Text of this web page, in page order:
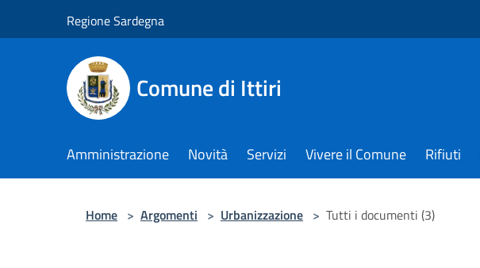
Regione Sardegna
Comune di Ittiri
Amministrazione Novità Servizi Vivere il Comune Rifiuti
Home > Argomenti > Urbanizzazione > Tutti i documenti (3)